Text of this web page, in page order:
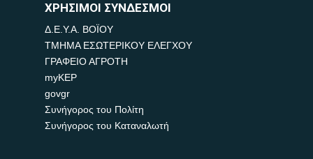
ΧΡΗΣΙΜΟΙ ΣΥΝΔΕΣΜΟΙ
Δ.Ε.Υ.Α. ΒΟΪΟΥ
ΤΜΗΜΑ ΕΣΩΤΕΡΙΚΟΥ ΕΛΕΓΧΟΥ
ΓΡΑΦΕΙΟ ΑΓΡΟΤΗ
myKEP
govgr
Συνήγορος του Πολίτη
Συνήγορος του Καταναλωτή